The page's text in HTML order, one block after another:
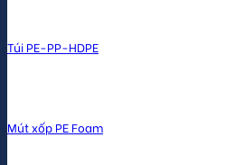
Túi PE-PP-HDPE
Mút xốp PE Foam